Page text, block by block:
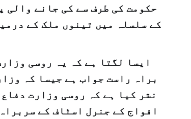
حکومت کی طرف سے کی جانے والی
کے سلسلہ میں تینوں ملک کے
ایسا لگتا ہے کہ یہ روسی
براہ راست جواب ہے جیسا کہ
نشر کیا ہے کہ روسی وزارت
افواج کے جنرل اسٹاف کے